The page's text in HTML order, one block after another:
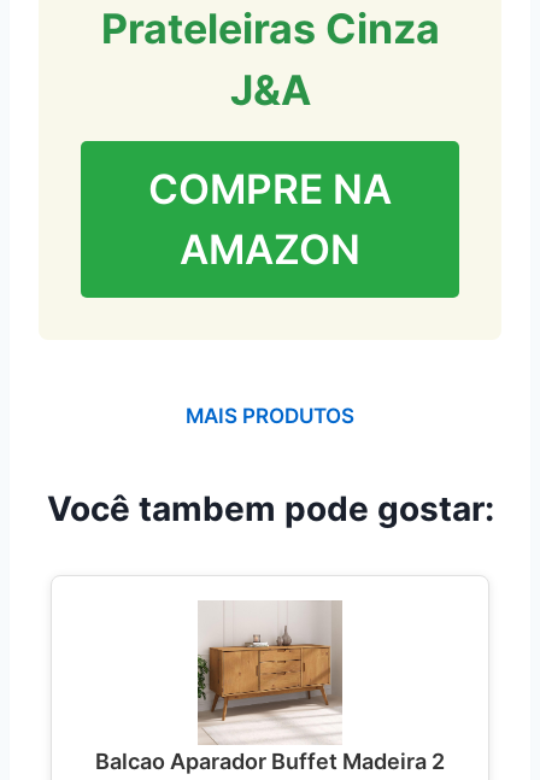
Prateleiras Cinza
J&A
COMPRE NA
AMAZON
MAIS PRODUTOS
Você tambem pode gostar:
Balcao Aparador Buffet Madeira 2